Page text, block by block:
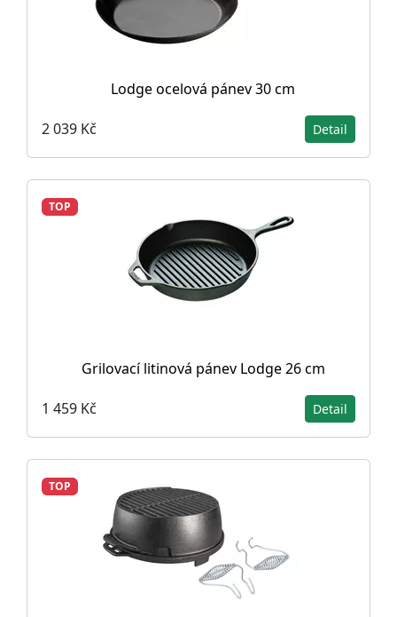
Lodge ocelová pánev 30 cm
2 039 Kč Detail
TOP
Grilovací litinová pánev Lodge 26 cm
1 459 Kč Detail
TOP